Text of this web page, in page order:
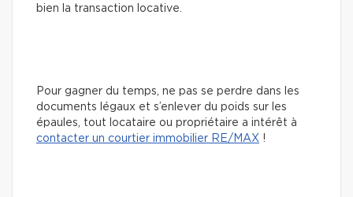
bien la transaction locative.
Pour gagner du temps, ne pas se perdre dans les
documents légaux et s’enlever du poids sur les
épaules, tout locataire ou propriétaire a intérêt à
contacter un courtier immobilier RE/MAX !